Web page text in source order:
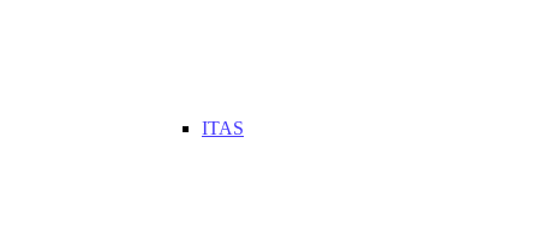
ITAS